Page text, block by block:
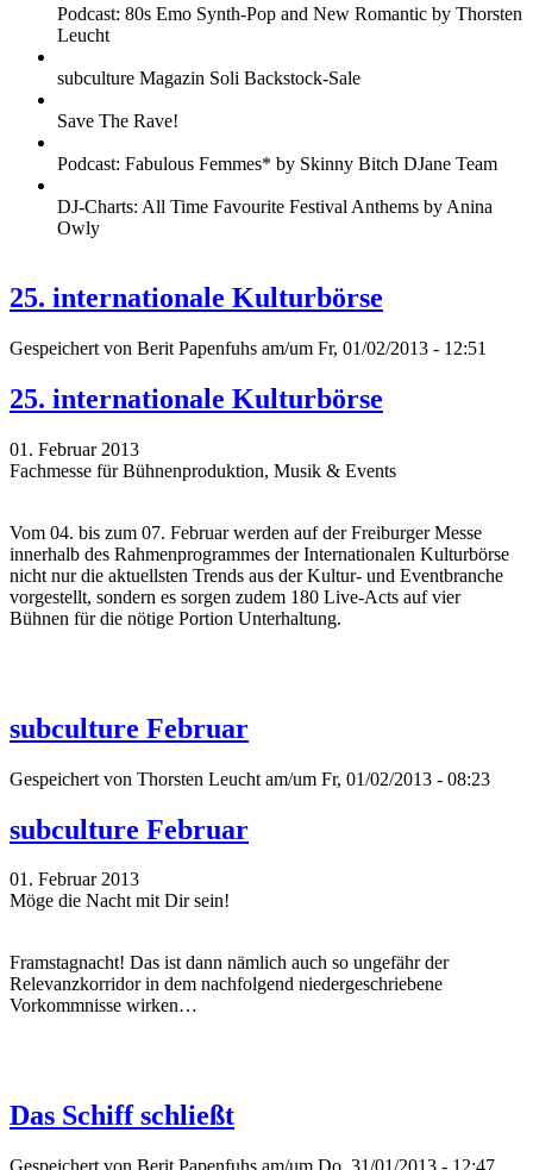
Podcast: 80s Emo Synth-Pop and New Romantic by Thorsten
Leucht
subculture Magazin Soli Backstock-Sale
Save The Rave!
Podcast: Fabulous Femmes* by Skinny Bitch DJane Team
DJ-Charts: All Time Favourite Festival Anthems by Anina
Owly
25. internationale Kulturbörse
Gespeichert von Berit Papenfuhs am/um Fr, 01/02/2013 - 12:51
25. internationale Kulturbörse
01. Februar 2013
Fachmesse für Bühnenproduktion, Musik & Events
Vom 04. bis zum 07. Februar werden auf der Freiburger Messe
innerhalb des Rahmenprogrammes der Internationalen Kulturbörse
nicht nur die aktuellsten Trends aus der Kultur- und Eventbranche
vorgestellt, sondern es sorgen zudem 180 Live-Acts auf vier
Bühnen für die nötige Portion Unterhaltung.
subculture Februar
Gespeichert von Thorsten Leucht am/um Fr, 01/02/2013 - 08:23
subculture Februar
01. Februar 2013
Möge die Nacht mit Dir sein!
Framstagnacht! Das ist dann nämlich auch so ungefähr der
Relevanzkorridor in dem nachfolgend niedergeschriebene
Vorkommnisse wirken…
Das Schiff schließt